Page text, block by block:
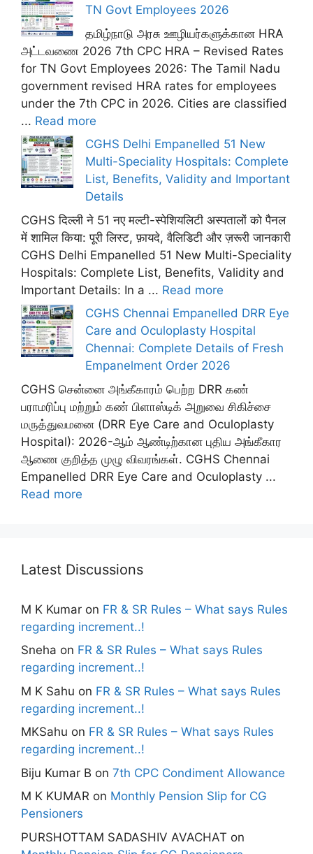
TN Govt Employees 2026
தமிழ்நாடு அரசு ஊழியர்களுக்கான HRA
அட்டவணை 2026 7th CPC HRA – Revised Rates
for TN Govt Employees 2026: The Tamil Nadu
government revised HRA rates for employees
under the 7th CPC in 2026. Cities are classified
... Read more
CGHS Delhi Empanelled 51 New
Multi-Speciality Hospitals: Complete
List, Benefits, Validity and Important
Details
CGHS दिल्ली ने 51 नए मल्टी-स्पेशियलिटी अस्पतालों को पैनल
में शामिल किया: पूरी लिस्ट, फ़ायदे, वैलिडिटी और ज़रूरी जानकारी
CGHS Delhi Empanelled 51 New Multi-Speciality
Hospitals: Complete List, Benefits, Validity and
Important Details: In a ... Read more
CGHS Chennai Empanelled DRR Eye
Care and Oculoplasty Hospital
Chennai: Complete Details of Fresh
Empanelment Order 2026
CGHS சென்னை அங்கீகாரம் பெற்ற DRR கண்
பராமரிப்பு மற்றும் கண் பிளாஸ்டிக் அறுவை சிகிச்சை
மருத்துவமனை (DRR Eye Care and Oculoplasty
Hospital): 2026-ஆம் ஆண்டிற்கான புதிய அங்கீகார
ஆணை குறித்த முழு விவரங்கள். CGHS Chennai
Empanelled DRR Eye Care and Oculoplasty ...
Read more
Latest Discussions
M K Kumar on FR & SR Rules – What says Rules
regarding increment..!
Sneha on FR & SR Rules – What says Rules
regarding increment..!
M K Sahu on FR & SR Rules – What says Rules
regarding increment..!
MKSahu on FR & SR Rules – What says Rules
regarding increment..!
Biju Kumar B on 7th CPC Condiment Allowance
M K KUMAR on Monthly Pension Slip for CG
Pensioners
PURSHOTTAM SADASHIV AVACHAT on